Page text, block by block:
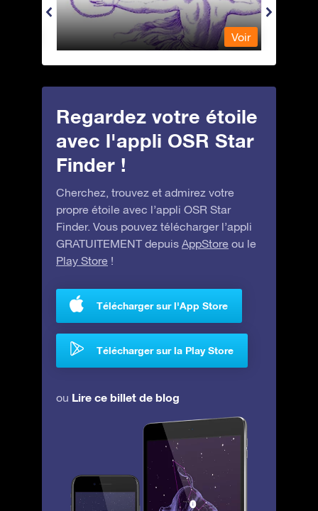
Voir
Regardez votre étoile
avec l'appli OSR Star
Finder !
Cherchez, trouvez et admirez votre
propre étoile avec l’appli OSR Star
Finder. Vous pouvez télécharger l’appli
GRATUITEMENT depuis AppStore ou le
Play Store !
Télécharger sur l'App Store
Télécharger sur la Play Store
ou Lire ce billet de blog